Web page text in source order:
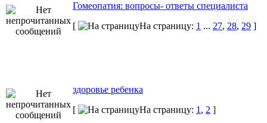
Гомеопатия: вопросы- ответы специалиста
[
На страницу: 1 ... 27, 28, 29 ]
здоровье ребенка
[
На страницу: 1 , 2 ]